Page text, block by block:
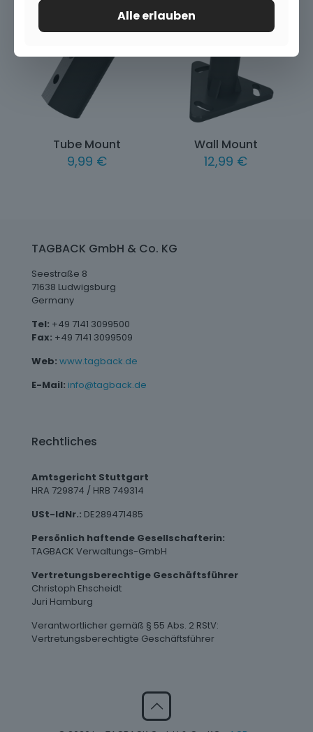
Tube Mount
9,99 €
Wall Mount
12,99 €
TAGBACK GmbH & Co. KG
Seestraße 8
71638 Ludwigsburg
Germany
Tel: +49 7141 3099500
Fax: +49 7141 3099509
Web: www.tagback.de
E-Mail: info@tagback.de
Rechtliches
Amtsgericht Stuttgart
HRA 729874 / HRB 749314
USt-IdNr.: DE289471485
Persönlich haftende Gesellschafterin:
TAGBACK Verwaltungs-GmbH
Vertretungsberechtige Geschäftsführer
Christoph Ehscheidt
Juri Hamburg
Verantwortlicher gemäß § 55 Abs. 2 RStV:
Vertretungsberechtigte Geschäftsführer
Alle erlauben